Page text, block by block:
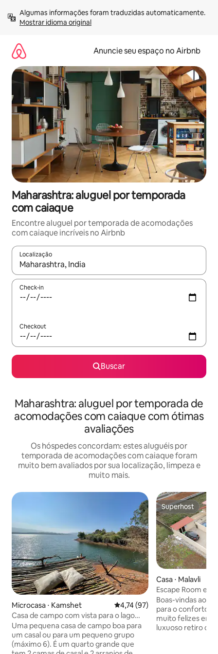
para
Mostrar idioma original
Anuncie seu espaço no Airbnb
Maharashtra: aluguel por temporada
com caiaque
Encontre aluguel por temporada de acomodações
com caiaque incríveis no Airbnb
Localização
Quando os resultados estiverem disponíveis, explore-os
Check-in
Checkout
Buscar
Maharashtra: aluguel por temporada de
acomodações com caiaque com ótimas
avaliações
Os hóspedes concordam: estes aluguéis por
temporada de acomodações com caiaque foram
muito bem avaliados por sua localização, limpeza e
muito mais.
Microcasa ⋅ Kamshet 4,74 de uma avaliação média
4,74 (97)
Casa de campo com vista para o lago
Calmshet, piscina, lago e 3 refeições
Uma pequena casa de campo boa para
um casal ou para um pequeno grupo
(máximo 6). É um quarto grande que
Superhost
Superhost
Casa ⋅ Malavli
Escape Room em
Boas-vindas ao
para o conforto e a
muito felizes em
luxuoso retiro de